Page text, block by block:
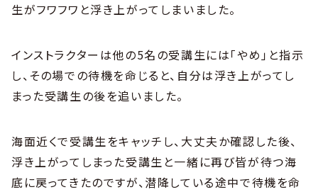
生がフワフワと浮き上がってしまいました。
インストラクターは他の5名の受講生には「やめ」と指示
し、その場での待機を命じると、自分は浮き上がってし
まった受講生の後を追いました。
海面近くで受講生をキャッチし、大丈夫か確認した後、
浮き上がってしまった受講生と一緒に再び皆が待つ海
底に戻ってきたのですが、潜降している途中で待機を命